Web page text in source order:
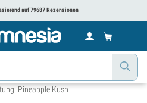
auf 79687 Rezensionen
Pineapple Kush